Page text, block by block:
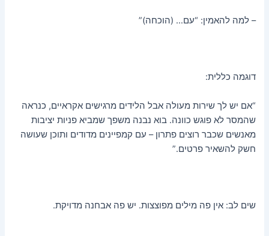
– למה להאמין: “עם… (הוכחה)”
דוגמה כללית:
“אם יש לך שירות מעולה אבל הלידים מרגישים אקראיים, כנראה
שהמסר לא פוגש כוונה. בוא נבנה משפך שמביא פניות יציבות
מאנשים שכבר רוצים פתרון – עם קמפיינים מדודים ותוכן שעושה
חשק להשאיר פרטים.”
שים לב: אין פה מילים מפוצצות. יש פה אבחנה מדויקת.